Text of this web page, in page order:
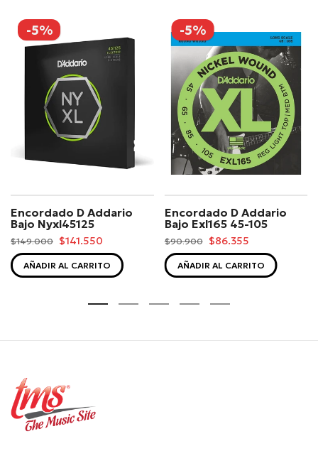
-5%
Encordado D Addario
Bajo Nyxl45125
$149.000 $141.550
AÑADIR AL CARRITO
-5%
Encordado D Addario
Bajo Exl165 45-105
$90.900 $86.355
AÑADIR AL CARRITO